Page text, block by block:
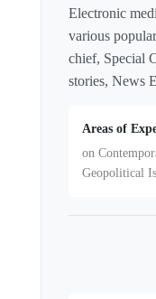
Electronic
various
chief, Special
stories, News
Areas of
on
Geopolitical